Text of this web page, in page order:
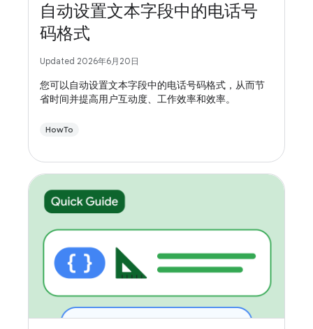
自动设置文本字段中的电话号
码格式
Updated 2026年6月20日
您可以自动设置文本字段中的电话号码格式，从而节
省时间并提高用户互动度、工作效率和效率。
HowTo